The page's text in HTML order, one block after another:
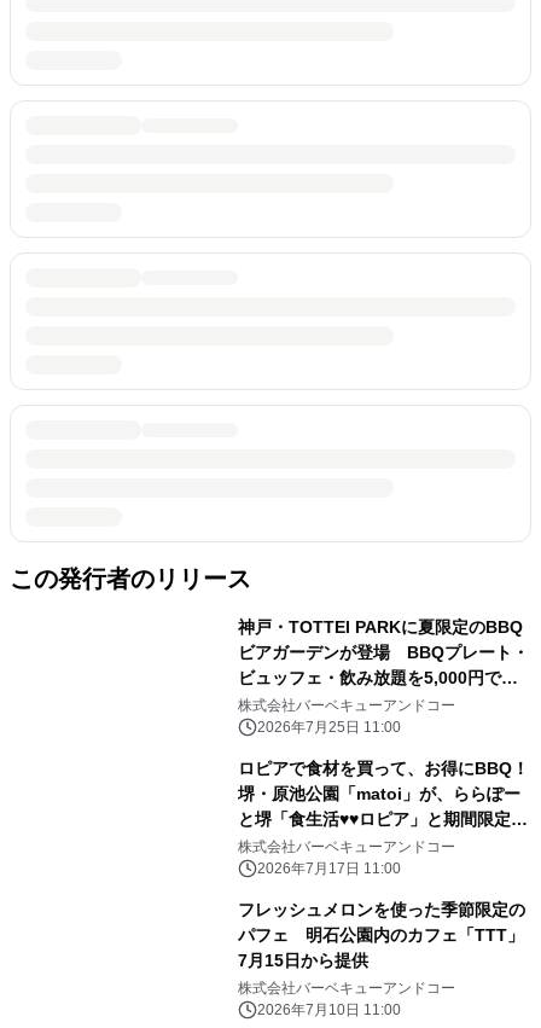
この発行者のリリース
神戸・TOTTEI PARKに夏限定のBBQ
ビアガーデンが登場 BBQプレート・
ビュッフェ・飲み放題を5,000円で提
供
株式会社バーベキューアンドコー
2026年7月25日 11:00
ロピアで食材を買って、お得にBBQ！
堺・原池公園「matoi」が、ららぽー
と堺「食生活♥♥ロピア」と期間限定キ
ャンペーン
株式会社バーベキューアンドコー
2026年7月17日 11:00
フレッシュメロンを使った季節限定の
パフェ 明石公園内のカフェ「TTT」
7月15日から提供
株式会社バーベキューアンドコー
2026年7月10日 11:00